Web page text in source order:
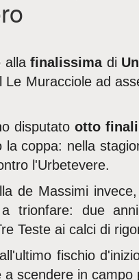
allafinalissimadi
Le Muracciole ad
disputatootto finali
la coppa: nella
l'Urbetevere.
de Massimi
trionfare: due
Teste ai calci di
fischio
a scendere in campo